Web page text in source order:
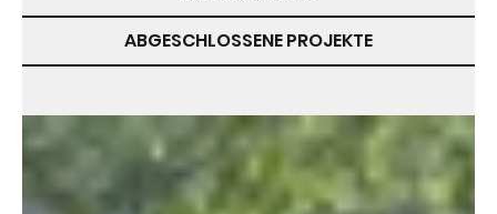
ABGESCHLOSSENE PROJEKTE